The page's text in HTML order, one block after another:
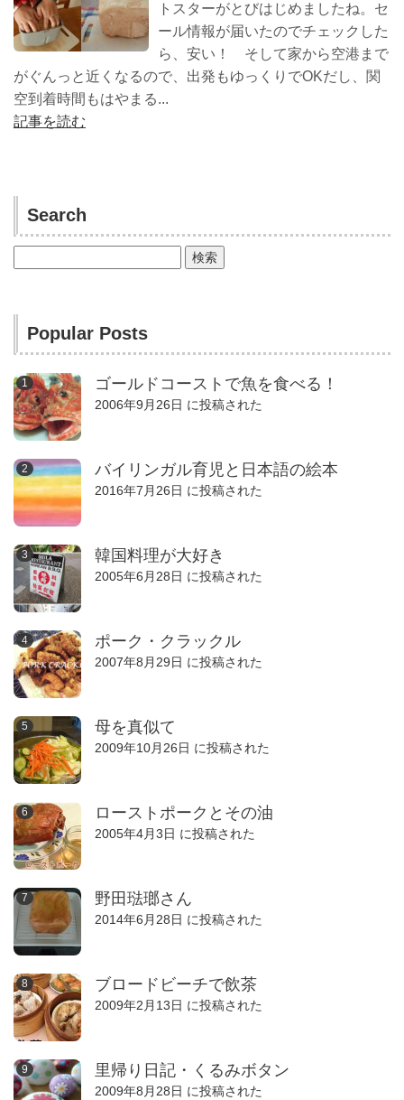
トスターがとびはじめましたね。セ
ール情報が届いたのでチェックした
ら、安い！ そして家から空港まで
がぐんっと近くなるので、出発もゆっくりでOKだし、関
空到着時間もはやまる...
記事を読む
Search
索:
Popular Posts
ゴールドコーストで魚を食べる！
2006年9月26日 に投稿された
バイリンガル育児と日本語の絵本
2016年7月26日 に投稿された
韓国料理が大好き
2005年6月28日 に投稿された
ポーク・クラックル
2007年8月29日 に投稿された
母を真似て
2009年10月26日 に投稿された
ローストポークとその油
2005年4月3日 に投稿された
野田琺瑯さん
2014年6月28日 に投稿された
ブロードビーチで飲茶
2009年2月13日 に投稿された
里帰り日記・くるみボタン
2009年8月28日 に投稿された